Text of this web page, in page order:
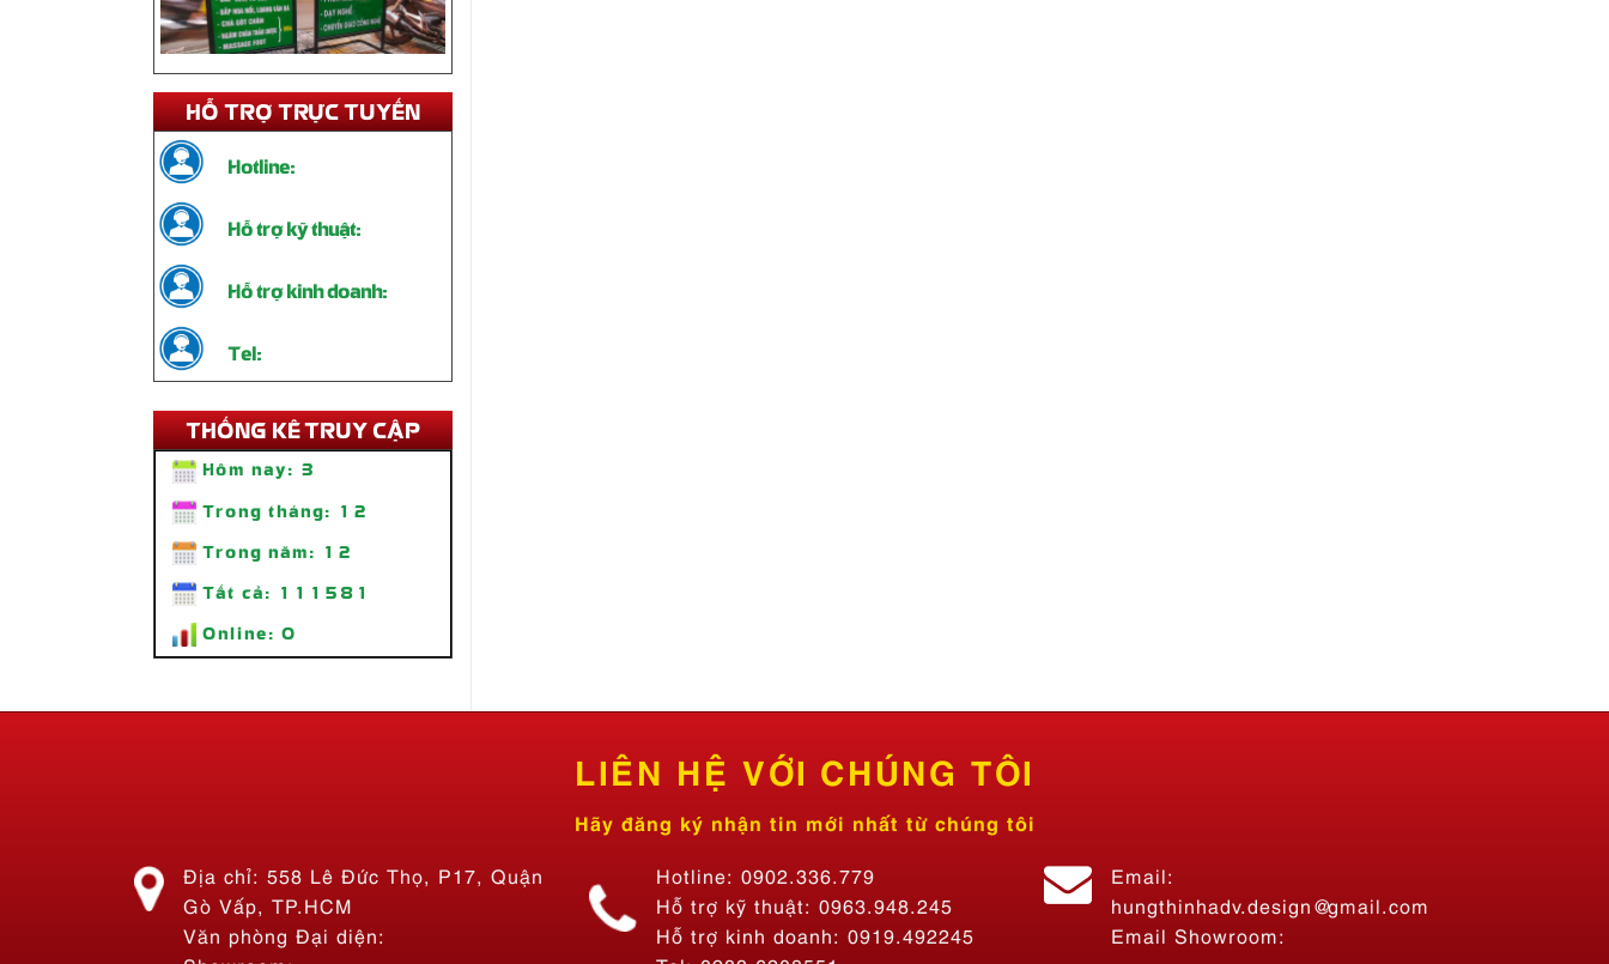
Thi Công Standee Chân Sắt –
Giải Pháp Quảng Cáo Tiện Lợi,
Bền Đẹp
Thi Công Bảng Hiệu Quán Ăn
Tiệm Lẩu Nhà Bon – Lẩu 69K SÀI
GÒN
HỖ TRỢ TRỰC TUYẾN
Hotline:
Hỗ trợ kỹ thuật:
Hỗ trợ kinh doanh:
Tel:
THỐNG KÊ TRUY CẬP
Hôm nay: 3
Trong tháng: 12
Trong năm: 12
Tất cả: 111581
Online:0
LIÊN HỆ VỚI CHÚNG TÔI
Hãy đăng ký nhận tin mới nhất từ chúng tôi
Địa chỉ: 558 Lê Đức Thọ, P17, Quận
Gò Vấp, TP.HCM
Văn phòng Đại diện:
Hotline: 0902.336.779
Hỗ trợ kỹ thuật: 0963.948.245
Hỗ trợ kinh doanh: 0919.492245
Email:
hungthinhadv.design@gmail.com
Email Showroom: